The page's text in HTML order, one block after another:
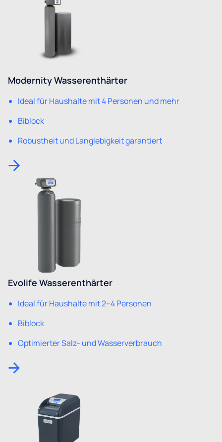
Modernity Wasserenthärter
Ideal für Haushalte mit 4 Personen und mehr
Biblock
Robustheit und Langlebigkeit garantiert
Evolife Wasserenthärter
Ideal für Haushalte mit 2–4 Personen
Biblock
Optimierter Salz- und Wasserverbrauch